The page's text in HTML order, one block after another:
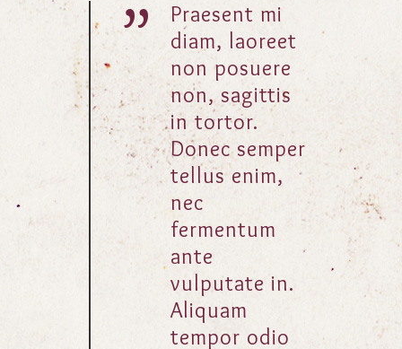
”
Praesent mi
diam, laoreet
non posuere
non, sagittis
in tortor.
Donec semper
tellus enim,
nec
fermentum
ante
vulputate in.
Aliquam
tempor odio